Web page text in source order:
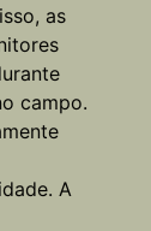
as
campo.
A